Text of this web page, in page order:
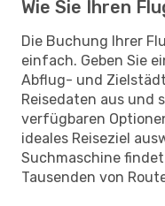
Wie Sie Ihren
Die Buchung Ihrer
einfach. Geben Sie
Abflug- und
Reisedaten aus und
verfügbaren
ideales Reiseziel
Suchmaschine
Tausenden von